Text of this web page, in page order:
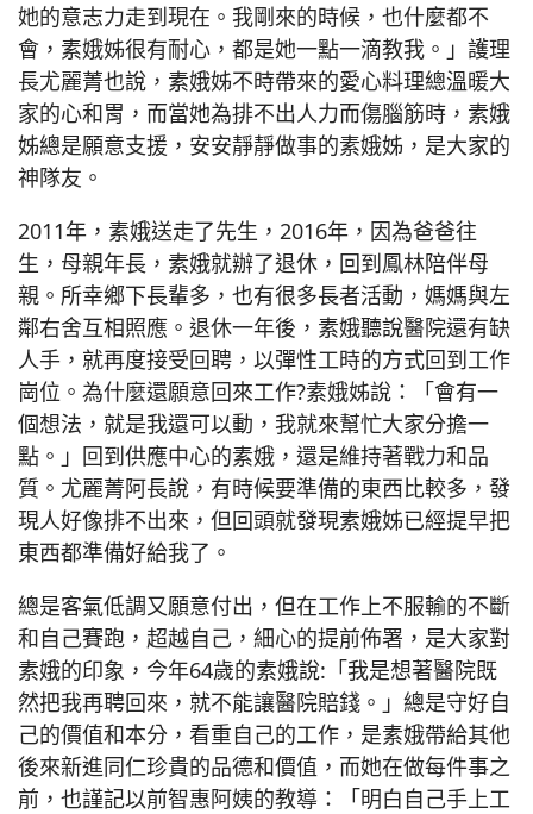
她的意志力走到現在。我剛來的時候，也什麼都不
會，素娥姊很有耐心，都是她一點一滴教我。」護理
長尤麗菁也說，素娥姊不時帶來的愛心料理總溫暖大
家的心和胃，而當她為排不出人力而傷腦筋時，素娥
姊總是願意支援，安安靜靜做事的素娥姊，是大家的
神隊友。
2011年，素娥送走了先生，2016年，因為爸爸往
生，母親年長，素娥就辦了退休，回到鳳林陪伴母
親。所幸鄉下長輩多，也有很多長者活動，媽媽與左
鄰右舍互相照應。退休一年後，素娥聽說醫院還有缺
人手，就再度接受回聘，以彈性工時的方式回到工作
崗位。為什麼還願意回來工作?素娥姊說：「會有一
個想法，就是我還可以動，我就來幫忙大家分擔一
點。」回到供應中心的素娥，還是維持著戰力和品
質。尤麗菁阿長說，有時候要準備的東西比較多，發
現人好像排不出來，但回頭就發現素娥姊已經提早把
東西都準備好給我了。
總是客氣低調又願意付出，但在工作上不服輸的不斷
和自己賽跑，超越自己，細心的提前佈署，是大家對
素娥的印象，今年64歲的素娥說:「我是想著醫院既
然把我再聘回來，就不能讓醫院賠錢。」總是守好自
己的價值和本分，看重自己的工作，是素娥帶給其他
後來新進同仁珍貴的品德和價值，而她在做每件事之
前，也謹記以前智惠阿姨的教導：「明白自己手上工